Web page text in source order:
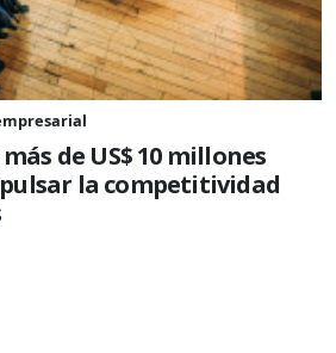
de US$ 10 millones
la competitividad